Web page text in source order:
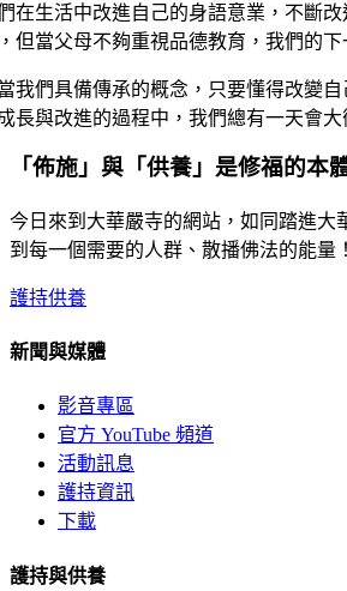
在生活中改進自己的身語意業，不斷
但當父母不夠重視品德教育，我們的
我們具備傳承的概念，只要懂得改變
長與改進的過程中，我們總有一天會
「佈施」與「供養」是修福的本
今日來到大華嚴寺的網站，如同踏進大
到每一個需要的人群、散播佛法的能量！
護持供養
新聞與媒體
影音專區
官方 YouTube 頻道
活動訊息
護持資訊
下載
護持與供養